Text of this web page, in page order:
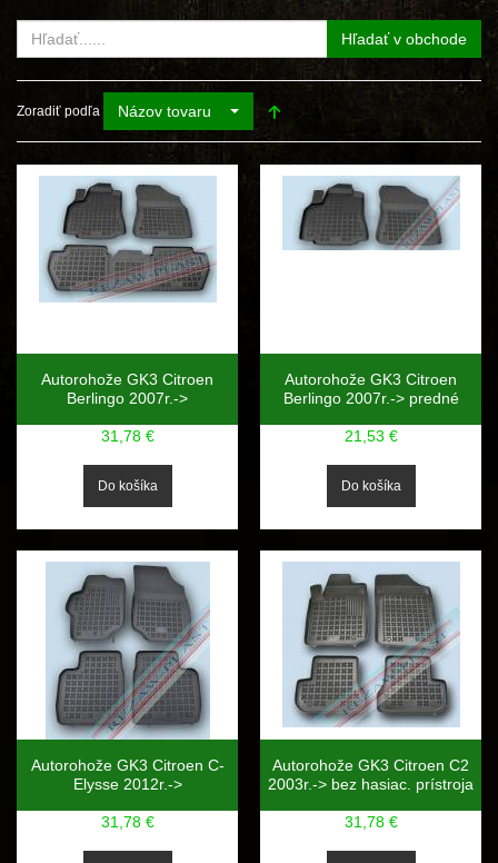
Hľadať v obchode
Zoradiť podľa Názov tovaru
Autorohože GK3 Citroen
Berlingo 2007r.->
31,78 €
Autorohože GK3 Citroen
Berlingo 2007r.-> predné
21,53 €
Autorohože GK3 Citroen C-
Elysse 2012r.->
31,78 €
Autorohože GK3 Citroen C2
2003r.-> bez hasiac. prístroja
31,78 €